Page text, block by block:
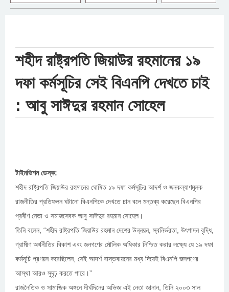
শহীদ রাষ্ট্রপতি জিয়াউর রহমানের ১৯
দফা কর্মসূচির সেই বিএনপি দেখতে চাই
: আবু সাঈদুর রহমান সোহেল
টাইমভিশন ডেস্ক:
শহীদ রাষ্ট্রপতি জিয়াউর রহমানের ঘোষিত ১৯ দফা কর্মসূচির আদর্শ ও জনকল্যাণমূলক
রাজনীতির প্রতিফলন ঘটানো বিএনপিকে দেখতে চান বলে মন্তব্য করেছেন বিএনপির
প্রবীণ নেতা ও সমাজসেবক আবু সাঈদুর রহমান সোহেল।
তিনি বলেন, “শহীদ রাষ্ট্রপতি জিয়াউর রহমান দেশের উন্নয়ন, স্বনির্ভরতা, উৎপাদন বৃদ্ধি,
গ্রামীণ অর্থনীতির বিকাশ এবং জনগণের মৌলিক অধিকার নিশ্চিত করার লক্ষ্যে যে ১৯ দফা
কর্মসূচি প্রণয়ন করেছিলেন, সেই আদর্শ বাস্তবায়নের মধ্য দিয়েই বিএনপি জনগণের
আস্থা আরও সুদৃঢ় করতে পারে।”
রাজনৈতিক ও সামাজিক অঙ্গনে দীর্ঘদিনের অভিজ্ঞ এই নেতা জানান, তিনি ২০০৩ সাল